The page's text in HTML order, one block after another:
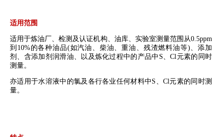
适用范围
适用于炼油厂、检测及认证机构、油库、实验室测量范围从0.5ppm
到 10%的各种油品(如汽油、柴油、重油、残渣燃料油等)、添加
剂、含添加剂润滑油、以及炼化过程中的产品中 S、Cl元素的同时
测量。
亦适用于水溶液中的氯及各行各业任何材料中S 、Cl元素的同时测
量。